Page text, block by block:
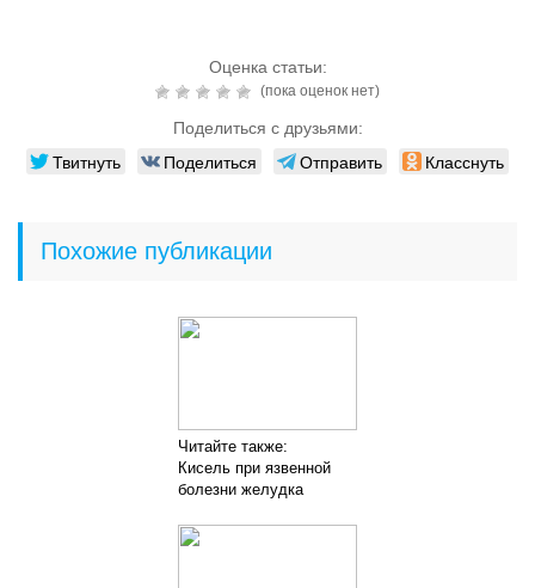
Оценка статьи:
(пока оценок нет)
Поделиться с друзьями:
Твитнуть Поделиться Отправить Класснуть
Похожие публикации
Читайте также:
Кисель при язвенной
болезни желудка